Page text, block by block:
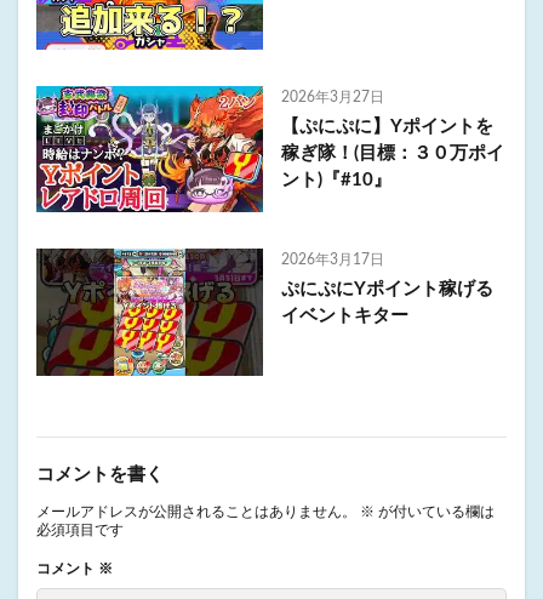
2026年3月27日
【ぷにぷに】Yポイントを
稼ぎ隊！(目標：３０万ポイ
ント)『#10』
2026年3月17日
ぷにぷにYポイント稼げる
イベントキター
コメントを書く
メールアドレスが公開されることはありません。 ※ が付いている欄は
必須項目です
コメント ※